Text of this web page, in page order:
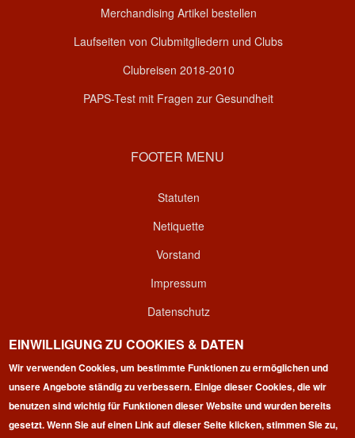
Merchandising Artikel bestellen
Laufseiten von Clubmitgliedern und Clubs
Clubreisen 2018-2010
PAPS-Test mit Fragen zur Gesundheit
FOOTER MENU
Statuten
Netiquette
Vorstand
Impressum
Datenschutz
Kontakt
Login
EINWILLIGUNG ZU COOKIES & DATEN
Wir verwenden Cookies, um bestimmte Funktionen zu ermöglichen und
unsere Angebote ständig zu verbessern. Einige dieser Cookies, die wir
benutzen sind wichtig für Funktionen dieser Website und wurden bereits
gesetzt. Wenn Sie auf einen Link auf dieser Seite klicken, stimmen Sie zu,